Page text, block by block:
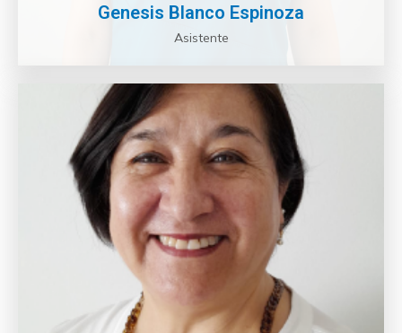
Genesis Blanco Espinoza
Asistente